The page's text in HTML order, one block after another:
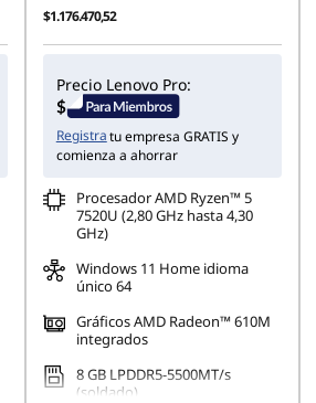
$1.176.470,52
Precio Lenovo Pro:
Registratu empresa GRATIS y
comienza a ahorrar
Procesador AMD Ryzen™ 5
7520U (2,80 GHz hasta 4,30
GHz)
Windows 11 Home idioma
único 64
Gráficos AMD Radeon™ 610M
integrados
8 GB LPDDR5-5500MT/s
(soldado)